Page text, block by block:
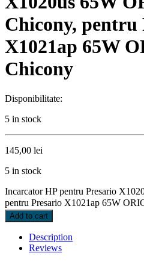
Chicony, pentru
X1021ap 65W
Chicony
Disponibilitate:
5 in stock
145,00 lei
5 in stock
Incarcator HP pentru Presario
pentru Presario X1021ap 65W
Add to cart
Description
Reviews